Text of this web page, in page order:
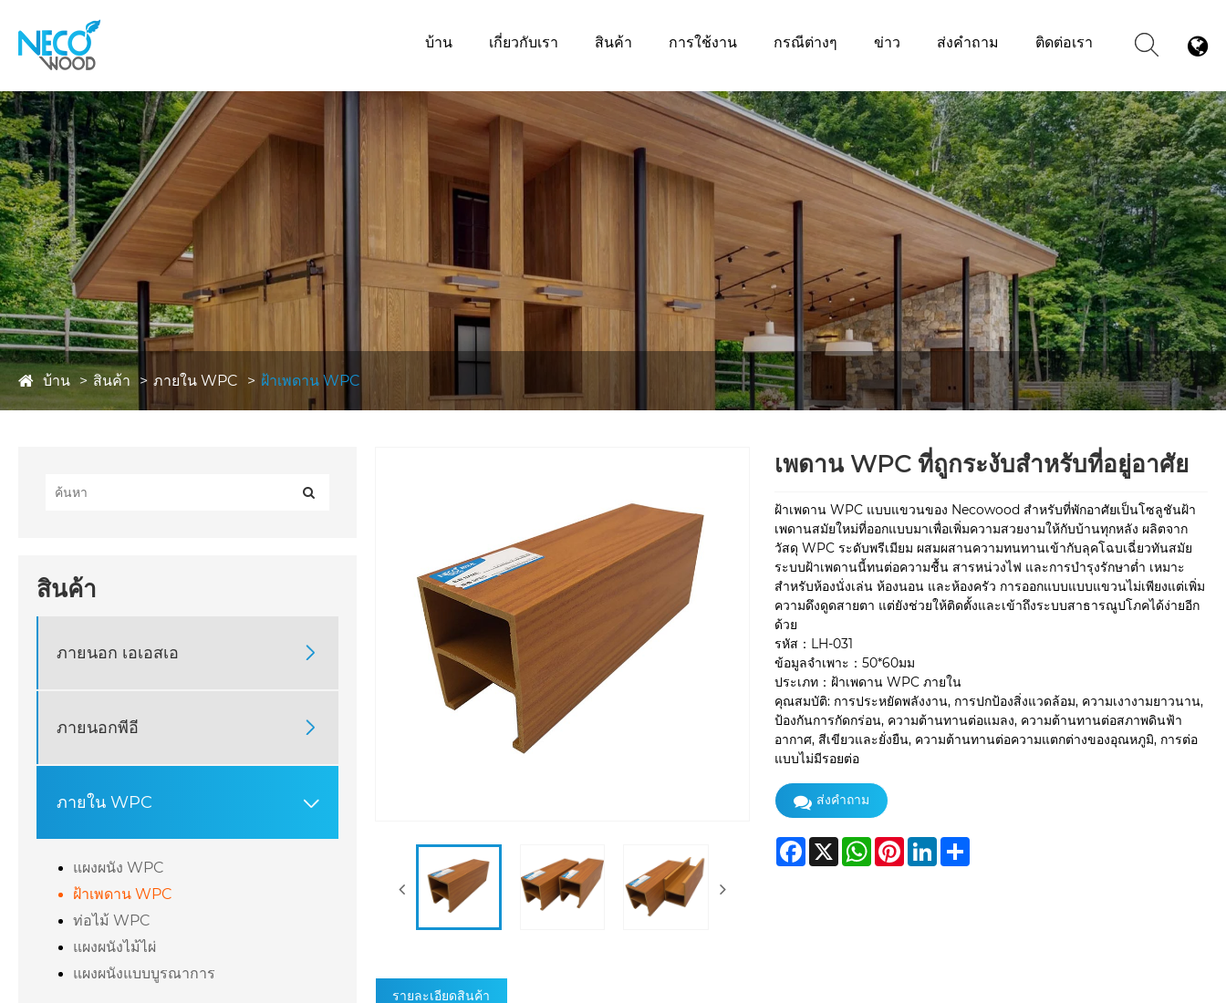
บ้าน เกี่ยวกับเรา สินค้า การใช้งาน กรณีต่างๆ ข่าว ส่งคำถาม ติดต่อเรา
บ้าน สินค้า ภายใน WPC ฝ้าเพดาน WPC
สินค้า
ภายนอก เอเอสเอ 
ภายนอกพีอี 
ภายใน WPC 
แผงผนัง WPC
ฝ้าเพดาน WPC
ท่อไม้ WPC
แผงผนังไม้ไผ่
แผงผนังแบบบูรณาการ
เพดาน WPC ที่ถูกระงับสำหรับที่อยู่อาศัย
ฝ้าเพดาน WPC แบบแขวนของ Necowood สำหรับที่พักอาศัยเป็นโซลูชันฝ้า
เพดานสมัยใหม่ที่ออกแบบมาเพื่อเพิ่มความสวยงามให้กับบ้านทุกหลัง ผลิตจาก
วัสดุ WPC ระดับพรีเมียม ผสมผสานความทนทานเข้ากับลุคโฉบเฉี่ยวทันสมัย
ระบบฝ้าเพดานนี้ทนต่อความชื้น สารหน่วงไฟ และการบำรุงรักษาต่ำ เหมาะ
สำหรับห้องนั่งเล่น ห้องนอน และห้องครัว การออกแบบแบบแขวนไม่เพียงแต่เพิ่ม
ความดึงดูดสายตา แต่ยังช่วยให้ติดตั้งและเข้าถึงระบบสาธารณูปโภคได้ง่ายอีก
ด้วย
รหัส：LH-031
ข้อมูลจำเพาะ：50*60มม
ประเภท：ฝ้าเพดาน WPC ภายใน
คุณสมบัติ: การประหยัดพลังงาน, การปกป้องสิ่งแวดล้อม, ความเงางามยาวนาน,
ป้องกันการกัดกร่อน, ความต้านทานต่อแมลง, ความต้านทานต่อสภาพดินฟ้า
อากาศ, สีเขียวและยั่งยืน, ความต้านทานต่อความแตกต่างของอุณหภูมิ, การต่อ
แบบไม่มีรอยต่อ
ส่งคำถาม
Facebook
X WhatsApp
PinterestLinkedIn
รายละเอียดสินค้า